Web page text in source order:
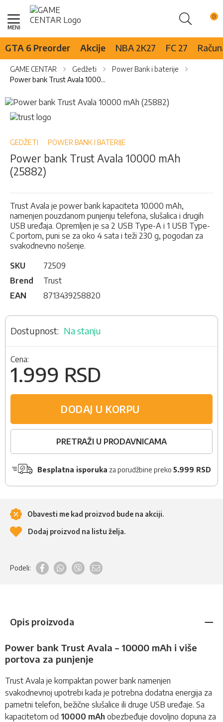
Pretraži
Skip
Content
GTA 6 Preorder Akcije NBA 2K27 FC 27
GAME CENTAR Gedžeti
Power Bank i baterije
Power bank Trust Avala 10000 mAh (25882)
Skip
to
the
of
images
gallery
Skip
to
beginning
the
images
GEDŽETI POWER BANK I BATERIJE
Power bank Trust Avala 10000 mAh
(25882)
Trust Avala je power bank kapaciteta 10.000 mAh,
namenjen pouzdanom punjenju telefona, slušalica i drugih
USB uređaja. Opremljen je sa 2 USB Type-A i 1 USB Type-
C portom, puni se za oko 4 sata i teži 230 g, pogodan za
svakodnevno nošenje.
SKU
72509
Brend
Trust
EAN
8713439258820
Na stanju
Cena:
1.999 RSD
DODAJ U KORPU
PRETRAŽI U PRODAVNICAMA
Besplatna isporuka za porudžbine preko 5.999 RSD
Obavesti me kad proizvod bude na akciji.
Dodaj proizvod na listu želja.
Podeli:
Opis proizvoda
Power bank Trust Avala – 10000 mAh i više
portova za punjenje
Trust Avala je kompaktan power bank namenjen
svakodnevnoj upotrebi kada je potrebna dodatna energija za
pametni telefon, bežične slušalice ili druge USB uređaje. Sa
kapacitetom od 10000 mAh obezbeđuje dovoljno dopuna za